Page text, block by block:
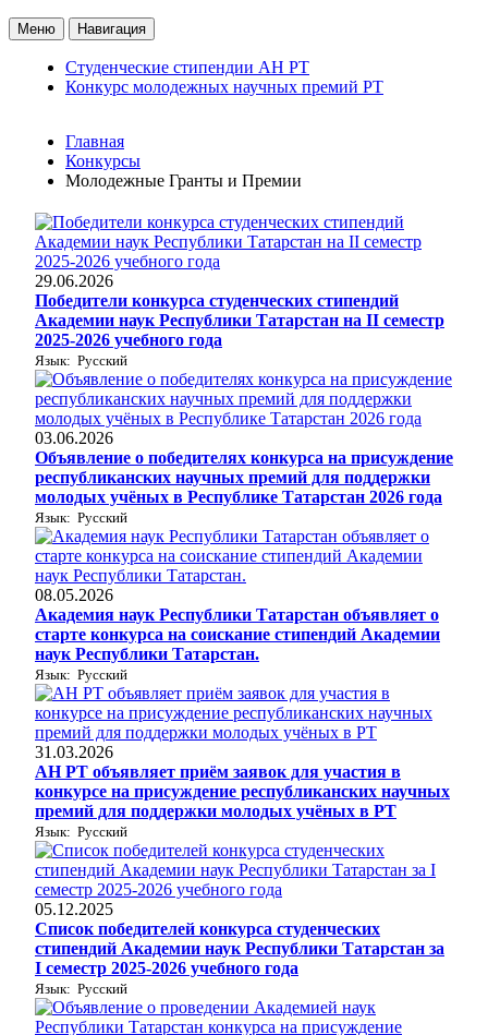
Меню Навигация
Студенческие стипендии АН РТ
Конкурс молодежных научных премий РТ
Главная
Конкурсы
Молодежные Гранты и Премии
29.06.2026
Победители конкурса студенческих стипендий
Академии наук Республики Татарстан на II семестр
2025-2026 учебного года
Язык: Русский
03.06.2026
Объявление о победителях конкурса на присуждение
республиканских научных премий для поддержки
молодых учёных в Республике Татарстан 2026 года
Язык: Русский
08.05.2026
Академия наук Республики Татарстан объявляет о
старте конкурса на соискание стипендий Академии
наук Республики Татарстан.
Язык: Русский
31.03.2026
АН РТ объявляет приём заявок для участия в
конкурсе на присуждение республиканских научных
премий для поддержки молодых учёных в РТ
Язык: Русский
05.12.2025
Список победителей конкурса студенческих
стипендий Академии наук Республики Татарстан за
I семестр 2025-2026 учебного года
Язык: Русский